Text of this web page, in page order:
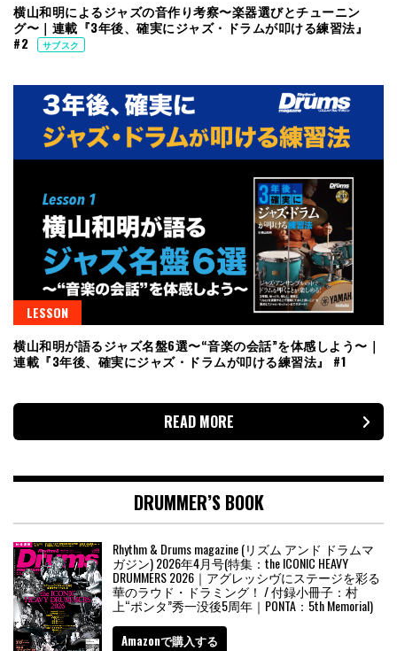
横山和明によるジャズの音作り考察〜楽器選びとチューニン
グ〜｜連載『3年後、確実にジャズ・ドラムが叩ける練習法』
#2
サブスク
LESSON
横山和明が語るジャズ名盤6選〜“音楽の会話”を体感しよう〜｜
連載『3年後、確実にジャズ・ドラムが叩ける練習法』 #1
READ MORE
DRUMMER’S BOOK
Rhythm & Drums magazine (リズム アンド ドラムマ
ガジン) 2026年4月号(特集：the ICONIC HEAVY
DRUMMERS 2026｜アグレッシヴにステージを彩る
華のラウド・ドラミング！ / 付録小冊子：村
上“ポンタ”秀一没後5周年｜PONTA：5th Memorial)
Amazonで購入する